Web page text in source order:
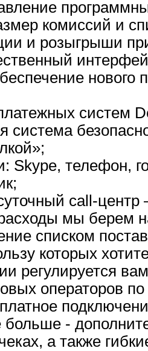
комиссий и
и розыгрыши
нового
систем
система
Skype, телефон,
call-
мы берем
списком
которых
регулируется
операторов
больше -
а также